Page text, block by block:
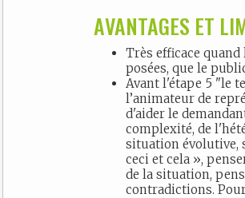
AVANTAGES ET
Très efficace quand la situation et la demande sont clairement
posées, que le
Avant l'étape 5 "le
l’animateur de
d'aider le
complexité, de
situation évolutive,
ceci et cela »,
de la situation,
contradictions.